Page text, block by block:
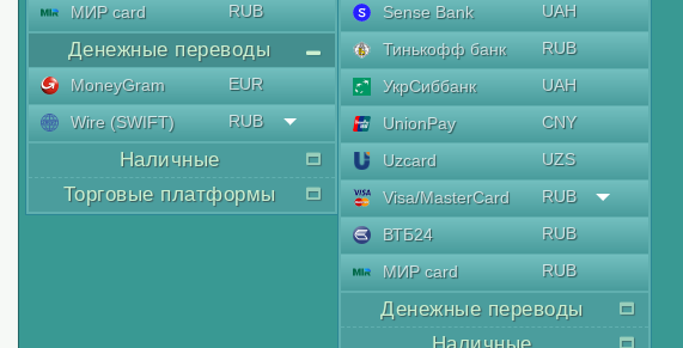
МИР card
RUB
Денежные переводы
MoneyGram
EUR
Wire (SWIFT)
RUB
Наличные
Торговые платформы
Sense Bank
UAH
Тинькофф банк
RUB
УкрСиббанк
UAH
UnionPay
CNY
Uzcard
UZS
Visa/MasterCard
RUB
ВТБ24
RUB
МИР card
RUB
Денежные переводы